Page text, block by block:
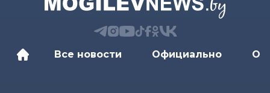
Все новости Официально